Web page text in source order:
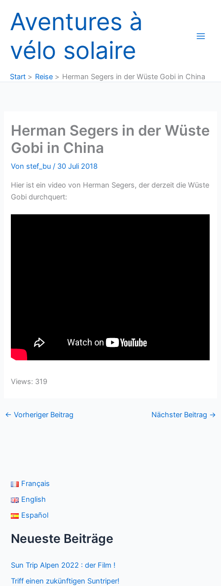
Inhalt
springen
Aventures à
vélo solaire
Start Reise Herman Segers in der Wüste Gobi in China
Herman Segers in der Wüste
Gobi in China
Von stef_bu/ 30 Juli 2018
Hier ist ein video von Herman Segers, der derzeit die Wüste
Gobi durchquert:
Views: 319
← Vorheriger Beitrag Nächster Beitrag →
Français
English
Español
Neueste Beiträge
Sun Trip Alpen 2022 : der Film !
Triff einen zukünftigen Suntriper!